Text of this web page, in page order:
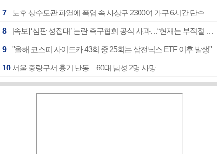
7 노후 상수도관 파열에 폭염 속 사상구 2300여 가구 6시간 단수
8 [속보] ‘심판 성접대’ 논란 축구협회 공식 사과…“현재는 부적절 행위 없어”
9 "올해 코스피 사이드카 43회 중 25회는 삼전닉스 ETF 이후 발생"
10 서울 중랑구서 흉기 난동…60대 남성 2명 사망